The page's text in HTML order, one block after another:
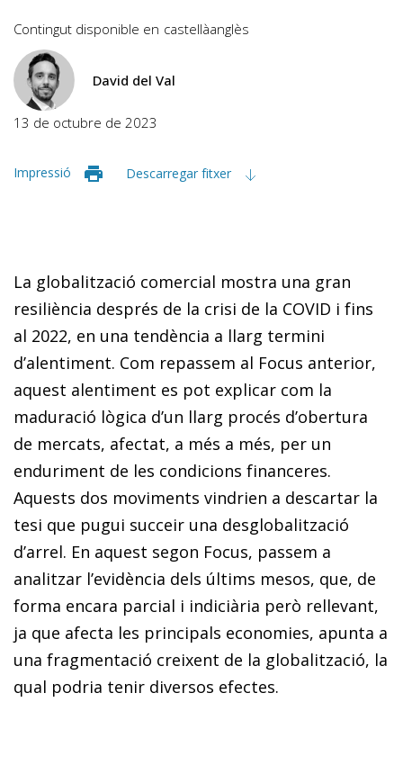
Contingut disponible en castellàanglès
David del Val
13 de octubre de 2023
Impressió Descarregar fitxer
La globalització comercial mostra una gran
resiliència després de la crisi de la COVID i fins
al 2022, en una tendència a llarg termini
d’alentiment. Com repassem al Focus anterior,
aquest alentiment es pot explicar com la
maduració lògica d’un llarg procés d’obertura
de mercats, afectat, a més a més, per un
enduriment de les condicions financeres.
Aquests dos moviments vindrien a descartar la
tesi que pugui succeir una desglobalització
d’arrel. En aquest segon Focus, passem a
analitzar l’evidència dels últims mesos, que, de
forma encara parcial i indiciària però rellevant,
ja que afecta les principals economies, apunta a
una fragmentació creixent de la globalització, la
qual podria tenir diversos efectes.